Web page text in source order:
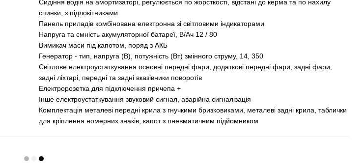
Сидіння водія на амортизаторі, регулюється по жорсткості, відстані до керма та по нахилу
спинки, з підлокітниками
Панель приладів комбінована електронна зі світловими індикаторами
Напруга та ємність акумуляторної батареї, В/Ач 12 / 80
Вимикач маси під капотом, поряд з АКБ
Генератор - тип, напруга (В), потужність (Вт) змінного струму, 14, 350
Світлове електроустаткування основні передні фари, додаткові передні фари, задні фари,
задні ліхтарі, передні та задні вказівники поворотів
Електророзетка для підключення причепа +
Інше електроустаткування звуковий сигнал, аварійна сигналізація
Комплектація металеві передні крила з гнучкими бризковиками, металеві задні крила, таблички
для кріплення номерних знаків, капот з пневматичним підйомником